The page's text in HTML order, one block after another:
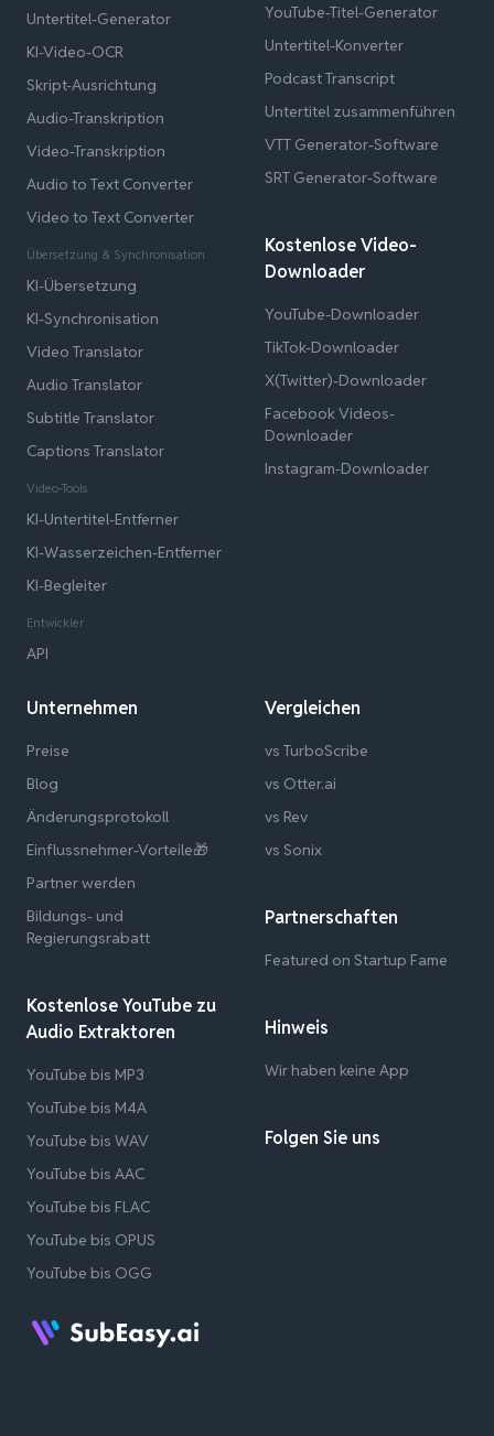
Untertitel-Generator
KI-Video-OCR
Skript-Ausrichtung
Audio-Transkription
Video-Transkription
Audio to Text Converter
Video to Text Converter
Übersetzung & Synchronisation
KI-Übersetzung
KI-Synchronisation
Video Translator
Audio Translator
Subtitle Translator
Captions Translator
Video-Tools
KI-Untertitel-Entferner
KI-Wasserzeichen-Entferner
KI-Begleiter
Entwickler
API
YouTube-Titel-Generator
Untertitel-Konverter
Podcast Transcript
Untertitel zusammenführen
VTT Generator-Software
SRT Generator-Software
Kostenlose Video-
Downloader
YouTube-Downloader
TikTok-Downloader
X(Twitter)-Downloader
Facebook Videos-
Downloader
Instagram-Downloader
Unternehmen
Preise
Blog
Änderungsprotokoll
Einflussnehmer-Vorteile🎁
Partner werden
Bildungs- und
Regierungsrabatt
Kostenlose YouTube zu
Audio Extraktoren
YouTube bis MP3
YouTube bis M4A
YouTube bis WAV
YouTube bis AAC
YouTube bis FLAC
YouTube bis OPUS
YouTube bis OGG
Vergleichen
vs TurboScribe
vs Otter.ai
vs Rev
vs Sonix
Partnerschaften
Featured on Startup Fame
Hinweis
Wir haben keine App
Folgen Sie uns